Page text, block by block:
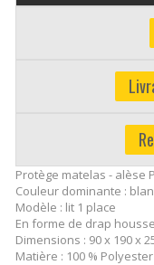
Protège matelas - alèse
Couleur dominante :
Modèle : lit 1 place
En forme de drap housse
Dimensions : 90 x 190 x
Matière : 100 % Polyester